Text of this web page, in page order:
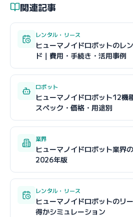
関連記事
レンタル・リース
ヒューマノイドロボットのレ
ド｜費用・手続き・活用事例
ロボット
ヒューマノイドロボット12機
スペック・価格・用途別
業界
ヒューマノイドロボット業界
2026年版
レンタル・リース
ヒューマノイドロボットのリ
得かシミュレーション